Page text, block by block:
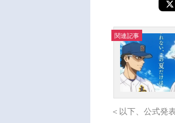
関連記事
＜以下、公式発